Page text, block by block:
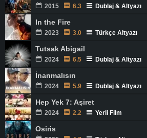
2015 6.3 Dublaj & Altyazı
In the Fire
2023 3.0 Türkçe Altyazı
Tutsak Abigail
2024 6.5 Dublaj & Altyazı
İnanmalısın
2024 5.9 Dublaj & Altyazı
Hep Yek 7: Aşiret
2024 2.2 Yerli Film
Osiris